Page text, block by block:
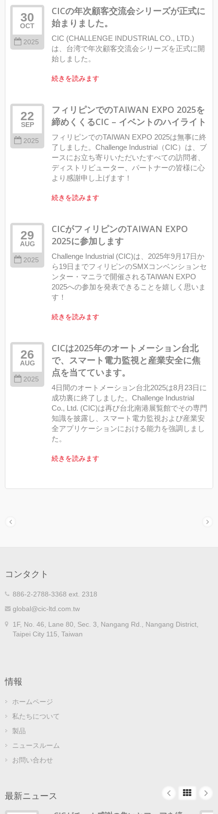
30
OCT
2025
CICの年次顧客交流会シリーズが正式に
始まりました。
CIC (CHALLENGE INDUSTRIAL CO., LTD.)
は、台湾で年次顧客交流会シリーズを正式に開
始しました。
続きを読みます
22
SEP
2025
フィリピンでのTAIWAN EXPO 2025を
締めくくるCIC – イベントのハイライト
フィリピンでのTAIWAN EXPO 2025は無事に終
了しました。Challenge Industrial（CIC）は、ブ
ースにお立ち寄りいただいたすべての訪問者、
ディストリビューター、パートナーの皆様に心
より感謝申し上げます！
続きを読みます
29
AUG
2025
CICがフィリピンのTAIWAN EXPO
2025に参加します
Challenge Industrial (CIC)は、2025年9月17日か
ら19日までフィリピンのSMXコンベンションセ
ンター・マニラで開催されるTAIWAN EXPO
2025への参加を発表できることを嬉しく思いま
す！
続きを読みます
26
AUG
2025
CICは2025年のオートメーション台北
で、スマート電力監視と産業安全に焦
点を当てています。
4日間のオートメーション台北2025は8月23日に
成功裏に終了しました。Challenge Industrial
Co., Ltd. (CIC)は再び台北南港展覧館でその専門
知識を披露し、スマート電力監視および産業安
全アプリケーションにおける能力を強調しまし
た。
続きを読みます
コンタクト
886-2-2788-3368 ext. 2318
global@cic-ltd.com.tw
1F, No. 46, Lane 80, Sec. 3, Nangang Rd., Nangang District,
Taipei City 115, Taiwan
情報
ホームページ
私たちについて
製品
ニュースルーム
お問い合わせ
最新ニュース